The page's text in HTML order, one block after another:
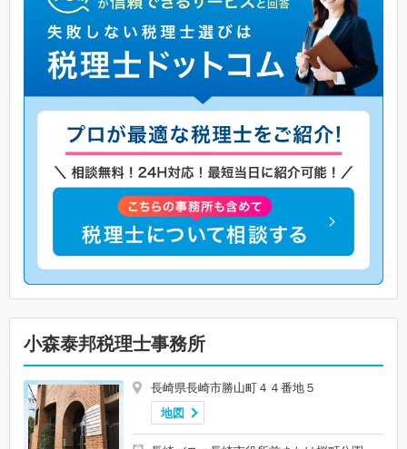
小森泰邦税理士事務所
長崎県長崎市勝山町４４番地５
地図